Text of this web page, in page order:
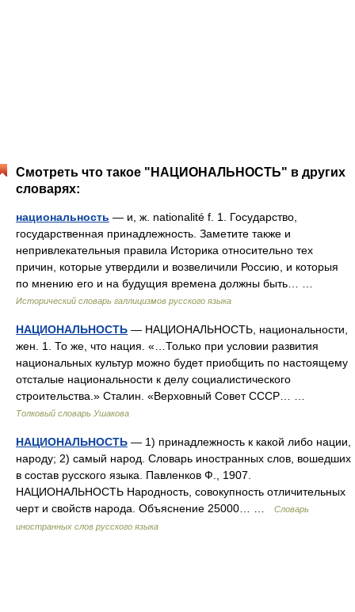
Смотреть что такое "НАЦИОНАЛЬНОСТЬ" в других
словарях:
национальность — и, ж. nationalité f. 1. Государство,
государственная принадлежность. Заметите также и
непривлекательныя правила Историка относительно тех
причин, которые утвердили и возвеличили Россию, и которыя
по мнению его и на будущия времена должны быть… …
Исторический словарь галлицизмов русского языка
НАЦИОНАЛЬНОСТЬ — НАЦИОНАЛЬНОСТЬ, национальности,
жен. 1. То же, что нация. «…Только при условии развития
национальных культур можно будет приобщить по настоящему
отсталые национальности к делу социалистического
строительства.» Сталин. «Верховный Совет СССР… …
Толковый словарь Ушакова
НАЦИОНАЛЬНОСТЬ — 1) принадлежность к какой либо нации,
народу; 2) самый народ. Словарь иностранных слов, вошедших
в состав русского языка. Павленков Ф., 1907.
НАЦИОНАЛЬНОСТЬ Народность, совокупность отличительных
черт и свойств народа. Объяснение 25000… …
Словарь
иностранных слов русского языка